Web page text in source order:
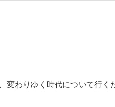
わりゆく時代について行く